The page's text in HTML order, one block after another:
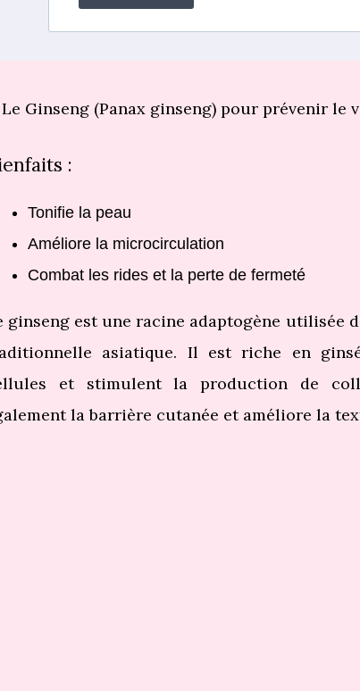
Le Ginseng (Panax ginseng) pour prévenir le
:
Tonifie la peau
Améliore la microcirculation
Combat les rides et la perte de fermeté
ginseng est une racine adaptogène utilisée
asiatique. Il est riche en
et stimulent la production de
la barrière cutanée et améliore la